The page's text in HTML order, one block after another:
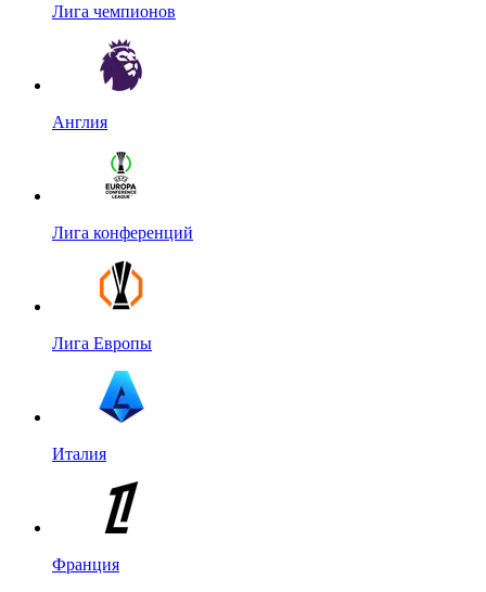
Лига чемпионов
Англия
Лига конференций
Лига Европы
Италия
Франция